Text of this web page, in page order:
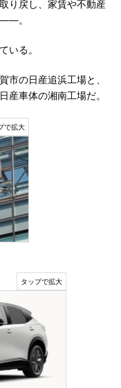
り戻し、家賃や不動産
――。
いる。
市の日産追浜工場と、
産車体の湘南工場だ。